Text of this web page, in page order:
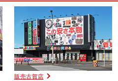
販売古賀店